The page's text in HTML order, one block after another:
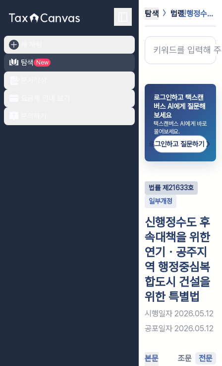
탐색
New
탐색 법령 신행정수도 후속대책을 위한 연기ㆍ공주...
로그인하고 택스캔
버스 AI에게 질문해
보세요
택스캔버스 AI에게 바로
물어보세요.
로그인하고 질문하기
법률제 21633호
일부개정
신행정수도 후
속대책을 위한
연기ㆍ공주지
역 행정중심복
합도시 건설을
위한 특별법
시행일자 2026.05.12
공포일자 2026.05.12
본문 조문 전문